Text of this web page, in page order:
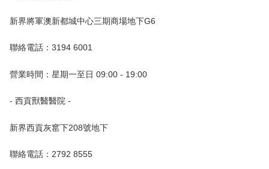
新界將軍澳新都城中心三期商場地下G6
聯絡電話：3194 6001
營業時間：星期一至日 09:00 - 19:00
- 西貢獸醫醫院 -
新界西貢灰窰下208號地下
聯絡電話：2792 8555